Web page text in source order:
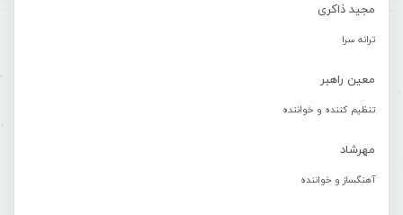
مجید ذاکری
ترانه سرا
معین راهبر
تنظیم کننده و خواننده
مهرشاد
آهنگساز و خواننده